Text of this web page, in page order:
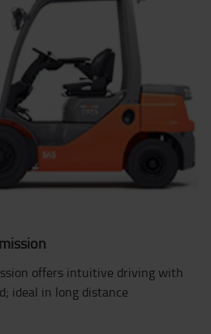
offers intuitive driving with
ideal in long distance